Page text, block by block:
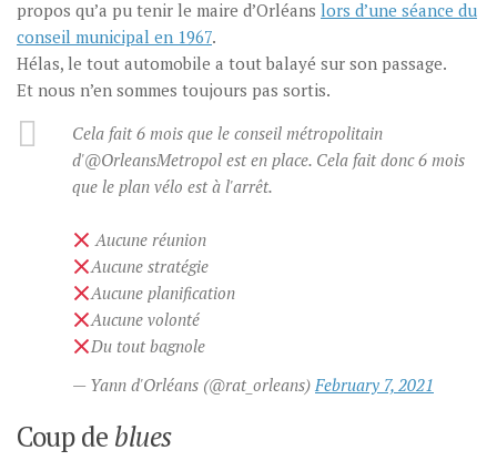
propos qu’a pu tenir le maire d’Orléans lors d’une séance du
conseil municipal en 1967.
Hélas, le tout automobile a tout balayé sur son passage.
Et nous n’en sommes toujours pas sortis.
Cela fait 6 mois que le conseil métropolitain
d'@OrleansMetropol est en place. Cela fait donc 6 mois
que le plan vélo est à l'arrêt.
Aucune réunion
Aucune stratégie
Aucune planification
Aucune volonté
Du tout bagnole
— Yann d'Orléans (@rat_orleans)February 7, 2021
Coup de blues